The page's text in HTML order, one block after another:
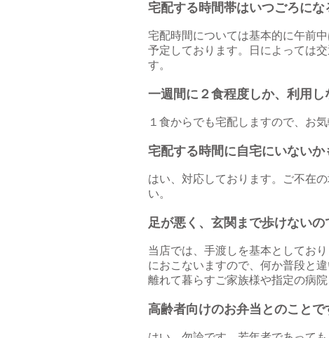
宅配する時間帯はいつごろにな
宅配時間については基本的に午前
予定しております。日によっては
す。
一週間に２食程度しか、利用
１食からでも宅配しますので、お
宅配する時間に自宅にいない
はい、対応しております。ご不在
い。
足が悪く、玄関まで歩けない
当店では、手渡しを基本としてお
におこないますので、何か普段と
離れて暮らすご家族様や指定の病
高齢者向けのお弁当とのこと